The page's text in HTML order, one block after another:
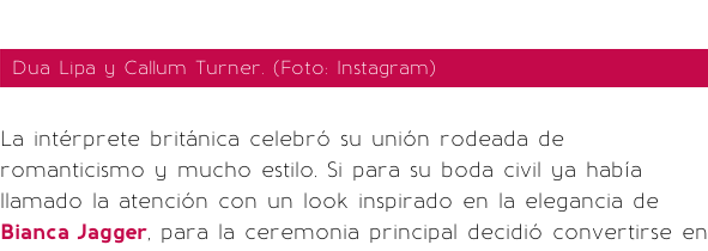
Dua Lipa y Callum Turner. (Foto: Instagram)
La intérprete británica celebró su unión rodeada de
romanticismo y mucho estilo. Si para su boda civil ya había
llamado la atención con un look inspirado en la elegancia de
Bianca Jagger, para la ceremonia principal decidió convertirse en